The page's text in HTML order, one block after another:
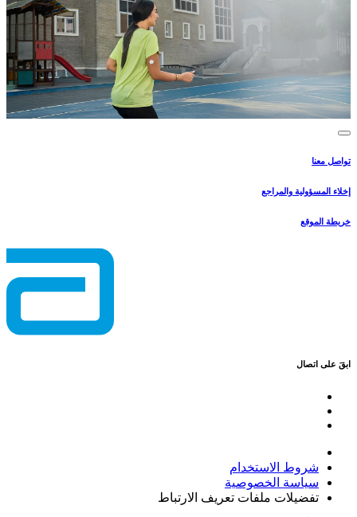
تواصل معنا
إخلاء المسؤولية والمراجع
خريطة الموقع
ابقَ على اتصال
شروط الاستخدام
سياسة الخصوصية
تفضيلات ملفات تعريف الارتباط